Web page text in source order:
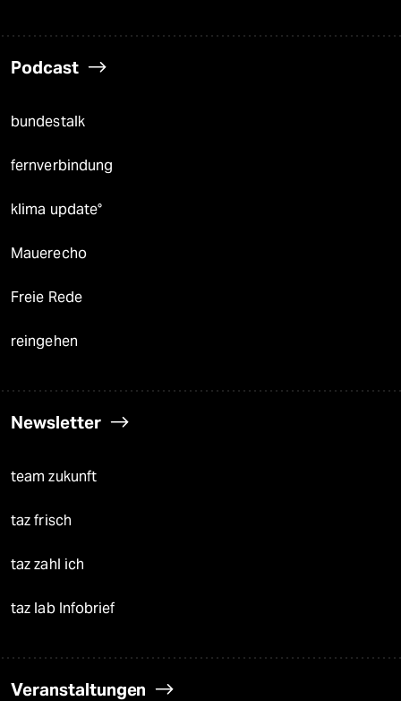
Podcast
bundestalk
fernverbindung
klima update°
Mauerecho
Freie Rede
reingehen
Newsletter
team zukunft
taz frisch
taz zahl ich
taz lab Infobrief
Veranstaltungen